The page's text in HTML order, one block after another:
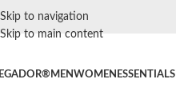
Skip to navigation
Skip to main content
MENWOMEN ESSENTIALS